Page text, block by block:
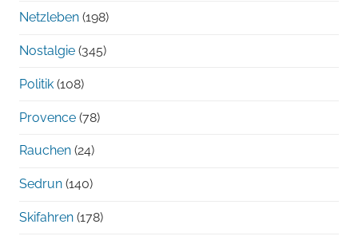
Netzleben (198)
Nostalgie (345)
Politik (108)
Provence (78)
Rauchen (24)
Sedrun (140)
Skifahren (178)